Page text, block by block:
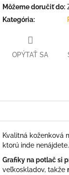
Môžeme doručiť do:
Kategória:
OPÝTAŤ SA
Kvalitná koženková
ktorú inde nenájdete.
Grafiky na potlač si
veľkoskladov, takže